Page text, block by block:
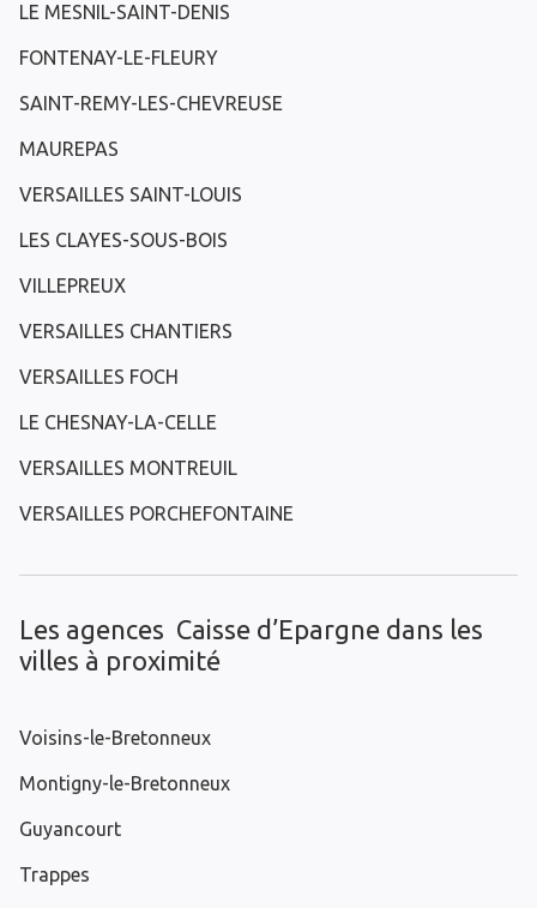
LE MESNIL-SAINT-DENIS
FONTENAY-LE-FLEURY
SAINT-REMY-LES-CHEVREUSE
MAUREPAS
VERSAILLES SAINT-LOUIS
LES CLAYES-SOUS-BOIS
VILLEPREUX
VERSAILLES CHANTIERS
VERSAILLES FOCH
LE CHESNAY-LA-CELLE
VERSAILLES MONTREUIL
VERSAILLES PORCHEFONTAINE
Les agences Caisse d’Epargne dans les
villes à proximité
Voisins-le-Bretonneux
Montigny-le-Bretonneux
Guyancourt
Trappes